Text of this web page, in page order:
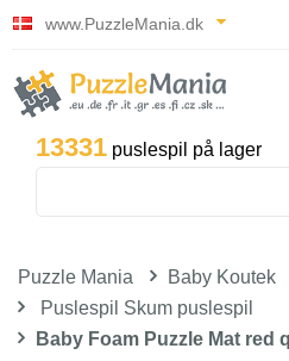
www.PuzzleMania.dk
13331 puslespil på lager
Puzzle Mania
Baby Koutek
Puslespil Skum puslespil
Baby Foam Puzzle Mat red